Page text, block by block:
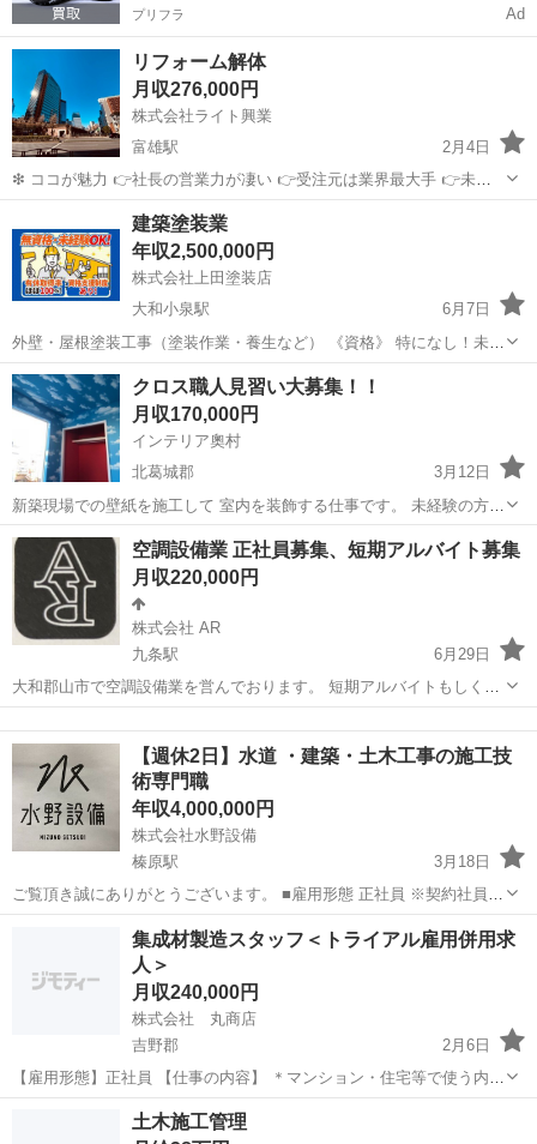
プリフラ Ad
リフォーム解体
月収276,000円
株式会社ライト興業
富雄駅
2月4日
❇ ココが魅力 👉社長の営業力が凄い 👉受注元は業界最大手 👉未経
験者でも丁寧に指導します 👉リフォーム関係 👉受注増加注。会社を
奈良市 富雄駅
建築塗装業
年収2,500,000円
株式会社上田塗装店
大和小泉駅
6月7日
外壁・屋根塗装⼯事（塗装作業・養⽣など） 《資格》 特になし！未経
験・無資格OK！ ・自動車運転免許（ＡＴ限定可）お持ちの方、尚歓
迎！ ※研修期間（1〜3ヵ⽉）※研修期間中：未経験 ⽇給8000円、経
験者...
奈良 生駒郡 大和小泉駅 内装職人
クロス職人見習い大募集！！
月収170,000円
インテリア奧村
北葛城郡
3月12日
新築現場での壁紙を施工して 室内を装飾する仕事です。 未経験の方で
もしっかり指導しますので大丈夫！！ 手に職をつけませんか？ 個人事
業主ですがこの度の事業拡大に伴い 一緒に頑張ってくれる仲間を募集
します。 奈良県北葛城郡...
奈良 北葛城郡 内装職人 職人
空調設備業 正社員募集、短期アルバイト募集
月収220,000円
株式会社 AR
九条駅
6月29日
大和郡山市で空調設備業を営んでおります。 短期アルバイトもしくは
正社員を 募集しております₍ᐢ..ᐢ₎ 初めは簡単な作業からスタート！ な
ので未経験者大歓迎です(⑅•ᴗ•⑅) 手に職をつけましょう♪ →...
【週休2日】水道 ・建築・土木工事の施工技
術専門職
年収4,000,000円
株式会社水野設備
榛原駅
3月18日
ご覧頂き誠にありがとうございます。 ■雇用形態 正社員 ※契約社員、
業務委託をご希望の場合は要相談 ■勤務地 奈良県宇陀市榛原笠間2182
■勤務時間 8:00〜17:00（休憩90分） ※残業有...
榛原駅 内装職人 業務
集成材製造スタッフ＜トライアル雇用併用求
人＞
月収240,000円
株式会社 丸商店
吉野郡
2月6日
【雇用形態】正社員 【仕事の内容】 ＊マンション・住宅等で使う内装
用集成材の製造業務。 ＊吉野の杉や桧を加工してｉＰｈｏｎｅカバ
ー・ランチョン ボード・料理箱などの製造。 ・注文に応じて芯材
内装職人 退職金
土木施工管理